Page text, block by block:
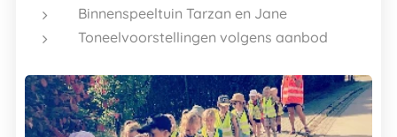
Binnenspeeltuin Tarzan en Jane
Toneelvoorstellingen volgens aanbod